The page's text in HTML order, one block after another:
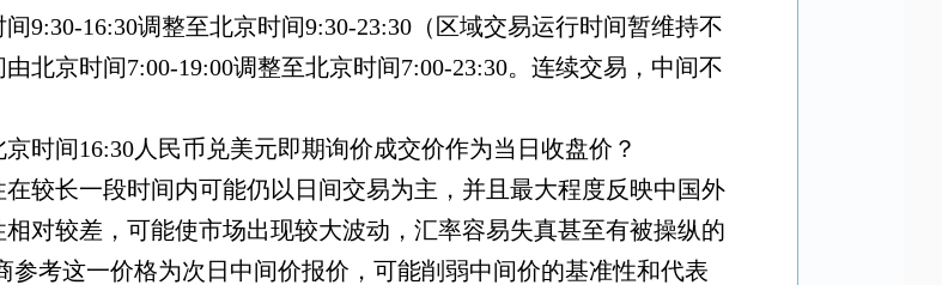
间9:30-16:30调整至北京时间9:30-23:30（区域交易运行时间暂维持不
北京时间7:00-19:00调整至北京时间7:00-23:30。连续交易，中间不
时间16:30人民币兑美元即期询价成交价作为当日收盘价？
较长一段时间内可能仍以日间交易为主，并且最大程度反映中国外
对较差，可能使市场出现较大波动，汇率容易失真甚至有被操纵的
参考这一价格为次日中间价报价，可能削弱中间价的基准性和代表